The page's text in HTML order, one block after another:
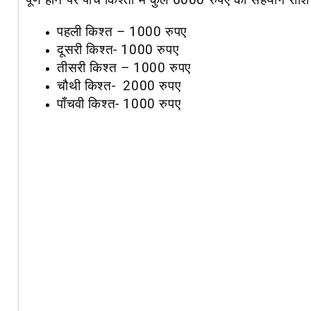
पहली किश्त – 1000 रुपए
दूसरी किश्त- 1000 रुपए
तीसरी किश्त – 1000 रुपए
चौथी किश्त- 2000 रुपए
पाँचवी किश्त- 1000 रुपए